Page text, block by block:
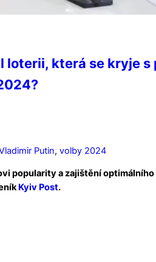
loterii, která se kryje
Putin, volby 2024
popularity a zajištění
Kyiv Post.